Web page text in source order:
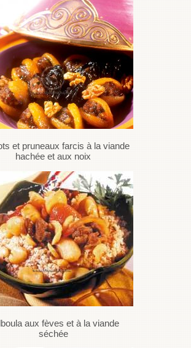
et pruneaux farcis à la viande
hachée et aux noix
aux fèves et à la viande
séchée